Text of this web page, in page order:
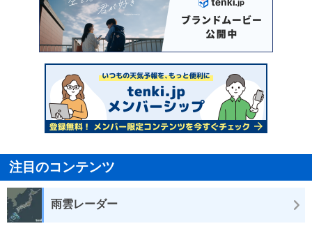
注目のコンテンツ
雨雲レーダー